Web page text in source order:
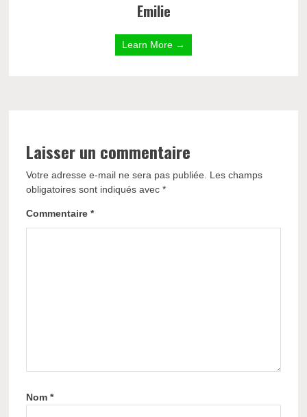
Emilie
Learn More →
Laisser un commentaire
Votre adresse e-mail ne sera pas publiée.
Les champs
obligatoires sont indiqués avec*
Commentaire*
Nom*